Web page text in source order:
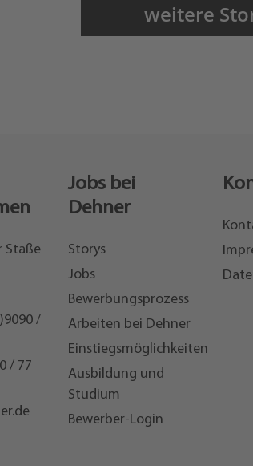
weitere
Staße
/
/ 77
Jobs bei
Dehner
Storys
Jobs
Bewerbungsprozess
Arbeiten bei Dehner
Einstiegsmöglichkeiten
Ausbildung und
Studium
Bewerber-Login